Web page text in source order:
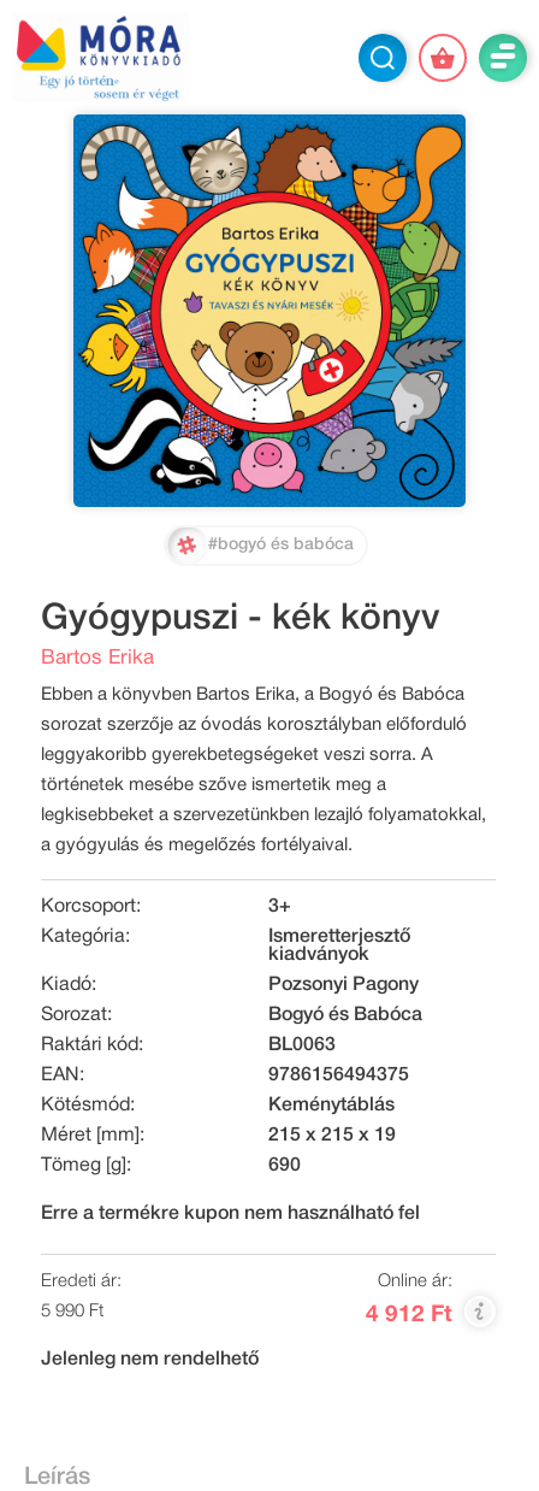
#bogyó és babóca
Gyógypuszi - kék könyv
Bartos Erika
Ebben a könyvben Bartos Erika, a Bogyó és Babóca
sorozat szerzője az óvodás korosztályban előforduló
leggyakoribb gyerekbetegségeket veszi sorra. A
történetek mesébe szőve ismertetik meg a
legkisebbeket a szervezetünkben lezajló folyamatokkal,
a gyógyulás és megelőzés fortélyaival.
Korcsoport:
3+
Kategória:
Ismeretterjesztő
kiadványok
Kiadó:
Pozsonyi Pagony
Sorozat:
Bogyó és Babóca
Raktári kód:
BL0063
EAN:
9786156494375
Kötésmód:
Keménytáblás
Méret [mm]:
215 x 215 x 19
Tömeg [g]:
690
Erre a termékre kupon nem használható fel
Eredeti ár:
5 990 Ft
Online ár:
4 912 Ft
Jelenleg nem rendelhető
Leírás